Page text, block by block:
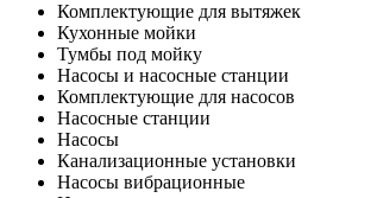
Комплектующие для вытяжек
Кухонные мойки
Тумбы под мойку
Насосы и насосные станции
Комплектующие для насосов
Насосные станции
Насосы
Канализационные установки
Насосы вибрационные